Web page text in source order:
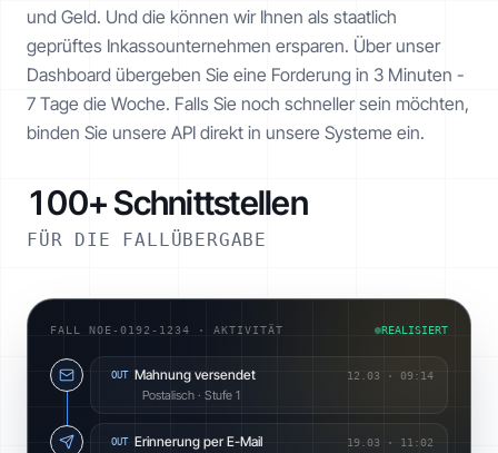
und Geld. Und die können wir Ihnen als staatlich
geprüftes Inkasso­unternehmen ersparen. Über unser
Dashboard übergeben Sie eine Forderung in 3 Minuten -
7 Tage die Woche. Falls Sie noch schneller sein möchten,
binden Sie unsere API direkt in unsere Systeme ein.
100+ Schnittstellen
FÜR DIE FALLÜBERGABE
FALL NOE-0192-1234 · AKTIVITÄT REALISIERT
OUT Mahnung versendet 12.03 · 09:14
Postalisch · Stufe 1
OUT Erinnerung per E-Mail 19.03 · 11:02